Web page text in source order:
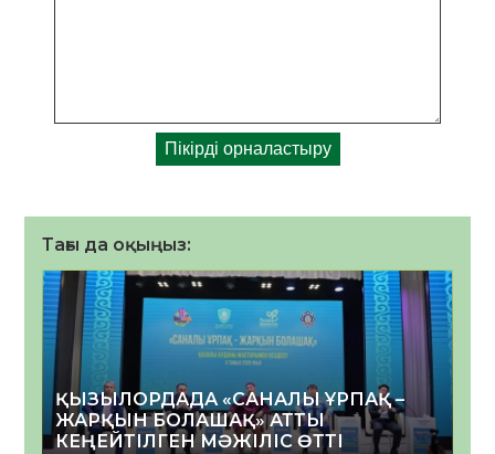
Тағы да оқыңыз:
ҚЫЗЫЛОРДАДА «САНАЛЫ ҰРПАҚ –
ЖАРҚЫН БОЛАШАҚ» АТТЫ
КЕҢЕЙТІЛГЕН МӘЖІЛІС ӨТТІ